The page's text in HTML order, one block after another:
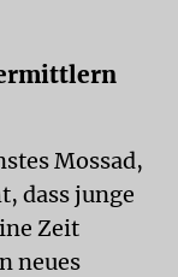
Mossad,
dass junge
Zeit
neues